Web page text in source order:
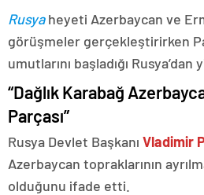
Rusyaheyeti Azerbaycan ve
görüşmeler gerçekleştirirken
umutlarını başladığı
“Dağlık Karabağ
Parçası”
Rusya Devlet Başkanı Vladimir
Azerbaycan topraklarının
olduğunu ifade etti.